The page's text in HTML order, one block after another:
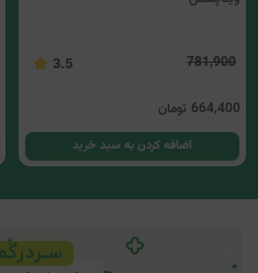
781,900
3.5
664,400 تومان
اضافه کردن به سبد خرید